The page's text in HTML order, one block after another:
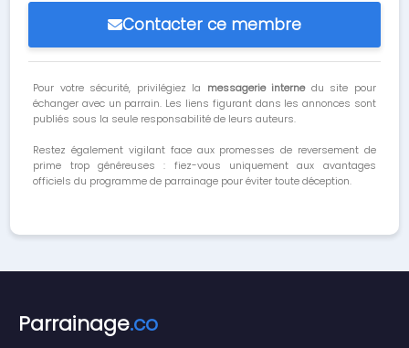
Contacter ce membre
Pour votre sécurité, privilégiez la messagerie internedu site pour
échanger avec un parrain. Les liens figurant dans les annonces sont
publiés sous la seule responsabilité de leurs auteurs.
Restez également vigilant face aux promesses de reversement de
prime trop généreuses : fiez-vous uniquement aux avantages
officiels du programme de parrainage pour éviter toute déception.
Parrainage.co